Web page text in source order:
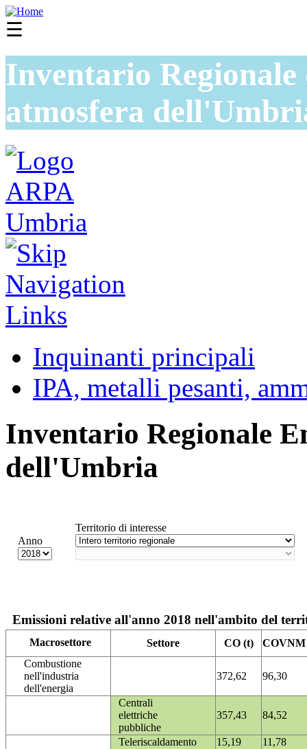
☰
Inventario
atmosfera
Inquinanti principali
IPA, metalli pesanti,
Inventario Regionale
dell'Umbria
Anno
Territorio di interesse
Emissioni relative all'anno 2018 nell'ambito del
Macrosettore Settore CO (t)
COVNM
Combustione
nell'industria
dell'energia
372,62 96,30
Centrali
elettriche
pubbliche
357,43 84,52
Teleriscaldamento 15,19
11,78